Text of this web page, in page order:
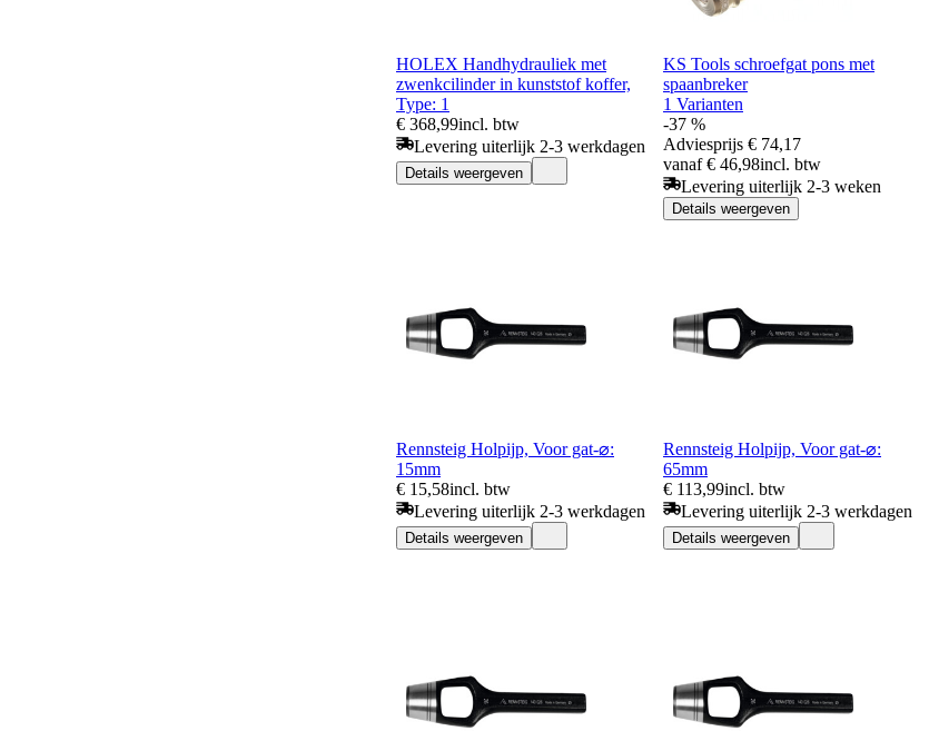
HOLEX Handhydrauliek met
zwenkcilinder in kunststof koffer,
Type: 1
€ 368,99incl. btw
Levering uiterlijk 2-3 werkdagen
Details weergeven
KS Tools schroefgat pons met
spaanbreker
1 Varianten
-37 %
Adviesprijs € 74,17
vanaf € 46,98incl. btw
Levering uiterlijk 2-3 weken
Details weergeven
Rennsteig Holpijp, Voor gat-⌀:
15mm
€ 15,58incl. btw
Levering uiterlijk 2-3 werkdagen
Details weergeven
Rennsteig Holpijp, Voor gat-⌀:
65mm
€ 113,99incl. btw
Levering uiterlijk 2-3 werkdagen
Details weergeven